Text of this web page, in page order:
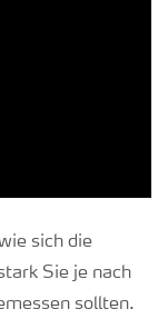
sich die
Sie je nach
sollten.